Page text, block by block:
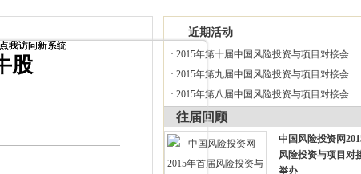
股
近期活动
· 2015年第十届中国风险投资与项目对接会
· 2015年第九届中国风险投资与项目对接会
· 2015年第八届中国风险投资与项目对接会
往届回顾
中国风险投资网
风险投资与项目对
举办